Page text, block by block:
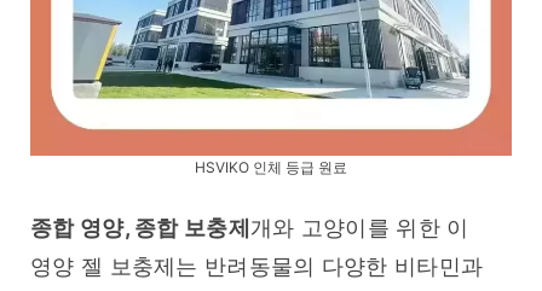
HSVIKO 인체 등급 원료
종합 영양, 종합 보충제 개와 고양이를 위한 이
영양 젤 보충제는 반려동물의 다양한 비타민과